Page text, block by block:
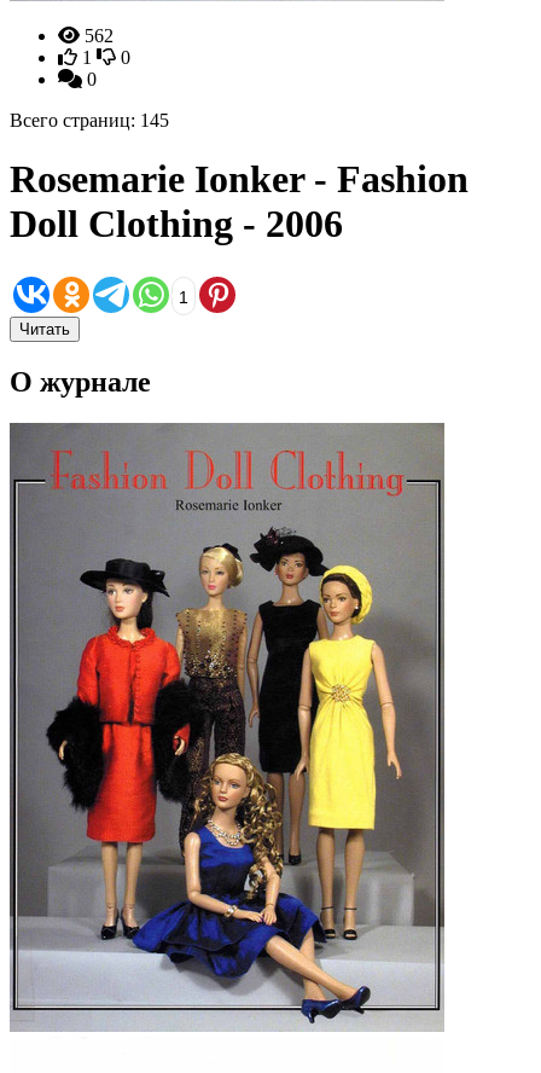
562
1
0
0
Всего страниц: 145
Rosemarie Ionker - Fashion
Doll Clothing - 2006
1
Читать
О журнале